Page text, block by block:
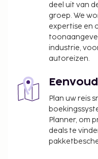
deel uit van
groep. We
expertise en
industrie,
autoreizen.
Plan uw reis
Planner, om
deals te